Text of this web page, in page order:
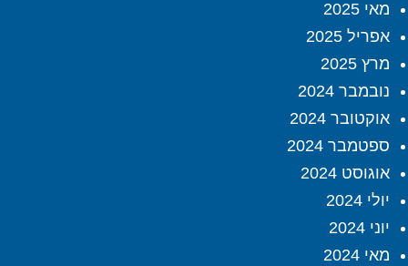
מאי 2025
אפריל 2025
מרץ 2025
נובמבר 2024
אוקטובר 2024
ספטמבר 2024
אוגוסט 2024
יולי 2024
יוני 2024
מאי 2024